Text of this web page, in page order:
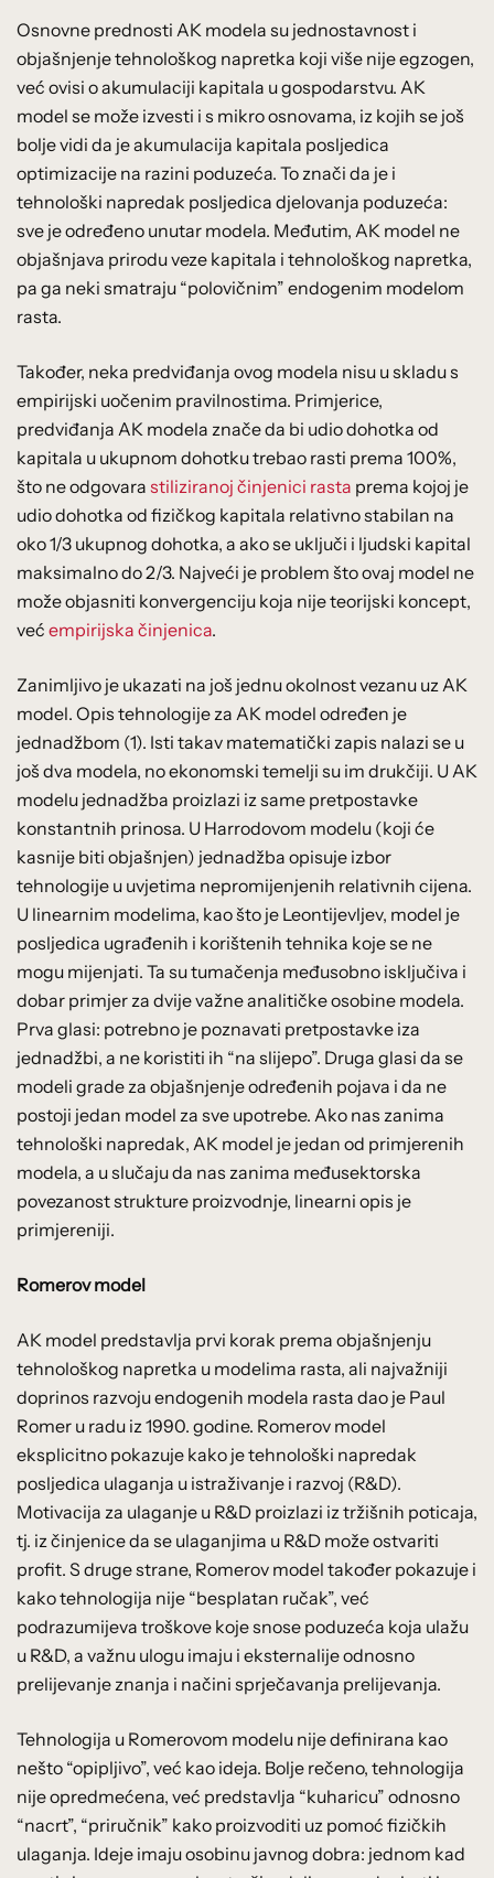
Osnovne prednosti AK modela su jednostavnost i
objašnjenje tehnološkog napretka koji više nije egzogen,
već ovisi o akumulaciji kapitala u gospodarstvu. AK
model se može izvesti i s mikro osnovama, iz kojih se još
bolje vidi da je akumulacija kapitala posljedica
optimizacije na razini poduzeća. To znači da je i
tehnološki napredak posljedica djelovanja poduzeća:
sve je određeno unutar modela. Međutim, AK model ne
objašnjava prirodu veze kapitala i tehnološkog napretka,
pa ga neki smatraju “polovičnim” endogenim modelom
rasta.
Također, neka predviđanja ovog modela nisu u skladu s
empirijski uočenim pravilnostima. Primjerice,
predviđanja AK modela znače da bi udio dohotka od
kapitala u ukupnom dohotku trebao rasti prema 100%,
što ne odgovara stiliziranoj činjenici rasta prema kojoj je
udio dohotka od fizičkog kapitala relativno stabilan na
oko 1/3 ukupnog dohotka, a ako se uključi i ljudski kapital
maksimalno do 2/3. Najveći je problem što ovaj model ne
može objasniti konvergenciju koja nije teorijski koncept,
već empirijska činjenica.
Zanimljivo je ukazati na još jednu okolnost vezanu uz AK
model. Opis tehnologije za AK model određen je
jednadžbom (1). Isti takav matematički zapis nalazi se u
još dva modela, no ekonomski temelji su im drukčiji. U AK
modelu jednadžba proizlazi iz same pretpostavke
konstantnih prinosa. U Harrodovom modelu (koji će
kasnije biti objašnjen) jednadžba opisuje izbor
tehnologije u uvjetima nepromijenjenih relativnih cijena.
U linearnim modelima, kao što je Leontijevljev, model je
posljedica ugrađenih i korištenih tehnika koje se ne
mogu mijenjati. Ta su tumačenja međusobno isključiva i
dobar primjer za dvije važne analitičke osobine modela.
Prva glasi: potrebno je poznavati pretpostavke iza
jednadžbi, a ne koristiti ih “na slijepo”. Druga glasi da se
modeli grade za objašnjenje određenih pojava i da ne
postoji jedan model za sve upotrebe. Ako nas zanima
tehnološki napredak, AK model je jedan od primjerenih
modela, a u slučaju da nas zanima međusektorska
povezanost strukture proizvodnje, linearni opis je
primjereniji.
Romerov model
AK model predstavlja prvi korak prema objašnjenju
tehnološkog napretka u modelima rasta, ali najvažniji
doprinos razvoju endogenih modela rasta dao je Paul
Romer u radu iz 1990. godine. Romerov model
eksplicitno pokazuje kako je tehnološki napredak
posljedica ulaganja u istraživanje i razvoj (R&D).
Motivacija za ulaganje u R&D proizlazi iz tržišnih poticaja,
tj. iz činjenice da se ulaganjima u R&D može ostvariti
profit. S druge strane, Romerov model također pokazuje i
kako tehnologija nije “besplatan ručak”, već
podrazumijeva troškove koje snose poduzeća koja ulažu
u R&D, a važnu ulogu imaju i eksternalije odnosno
prelijevanje znanja i načini sprječavanja prelijevanja.
Tehnologija u Romerovom modelu nije definirana kao
nešto “opipljivo”, već kao ideja. Bolje rečeno, tehnologija
nije opredmećena, već predstavlja “kuharicu” odnosno
“nacrt”, “priručnik” kako proizvoditi uz pomoć fizičkih
ulaganja. Ideje imaju osobinu javnog dobra: jednom kad